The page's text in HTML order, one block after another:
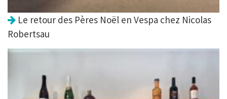
Le retour des Pères Noël en Vespa chez Nicolas
Robertsau